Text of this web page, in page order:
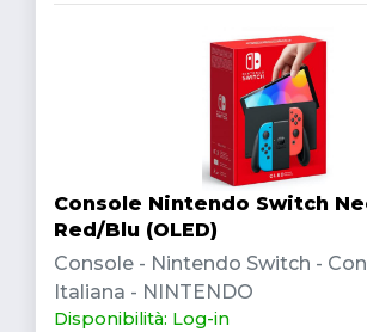
Console Nintendo Switch
Red/Blu (OLED)
Console - Nintendo Switch -
Italiana - NINTENDO
Disponibilità: Log-in